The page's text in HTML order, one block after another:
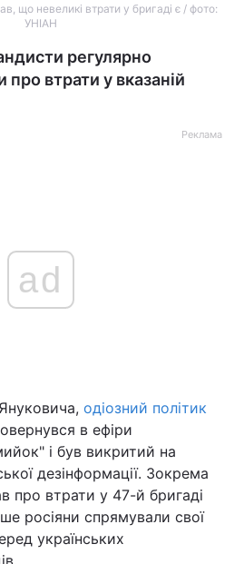
Політика
Світ
Наука
Лайт
що невеликі втрати у бригаді є / фото:
УНІАН
регулярно
втрати у вказаній
Реклама
ad
одіозний політик
в ефіри
і був викритий на
дезінформації. Зокрема
про втрати у 47-й бригаді
росіяни спрямували свої
українських